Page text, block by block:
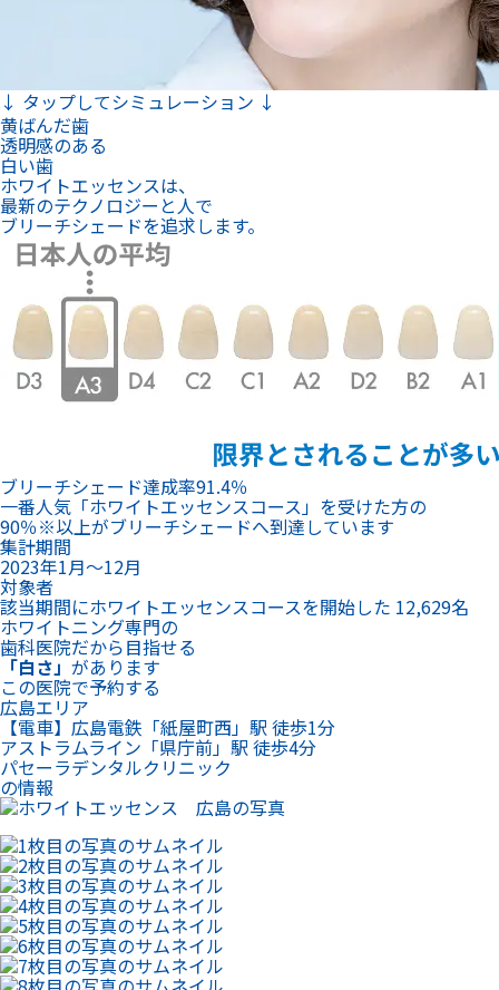
↓ タップしてシミュレーション ↓
黄ばんだ歯
透明感のある
白い歯
ホワイトエッセンスは、
最新のテクノロジーと人で
ブリーチシェードを追求します。
ブリーチシェード達成率91.4％
一番人気「ホワイトエッセンスコース」を受けた方の
90％※以上がブリーチシェードへ到達しています
集計期間
2023年1月～12月
対象者
該当期間にホワイトエッセンスコースを開始した 12,629名
ホワイトニング専門の
歯科医院だから目指せる
「白さ」 があります
この医院で予約する
広島エリア
【電車】広島電鉄「紙屋町西」駅 徒歩1分
アストラムライン「県庁前」駅 徒歩4分
パセーラデンタルクリニック
の情報